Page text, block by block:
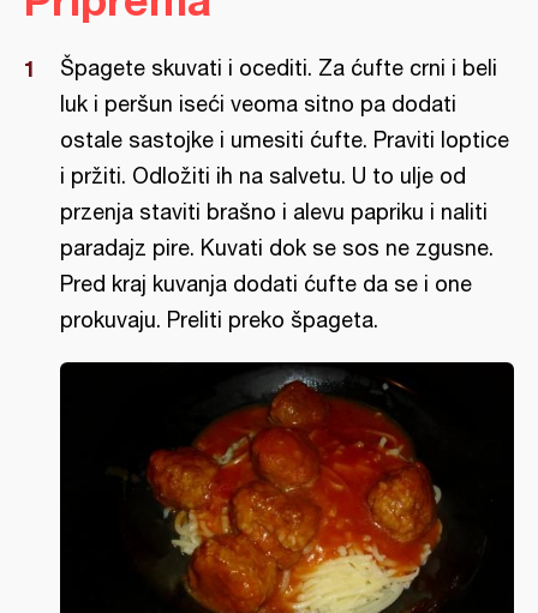
Špagete skuvati i ocediti. Za ćufte crni i beli
luk i peršun iseći veoma sitno pa dodati
ostale sastojke i umesiti ćufte. Praviti loptice
i pržiti. Odložiti ih na salvetu. U to ulje od
przenja staviti brašno i alevu papriku i naliti
paradajz pire. Kuvati dok se sos ne zgusne.
Pred kraj kuvanja dodati ćufte da se i one
prokuvaju. Preliti preko špageta.